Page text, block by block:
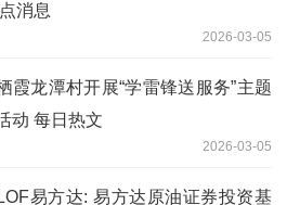
消息
2026-03-05
霞龙潭村开展“学雷锋送服务”主题
动 每日热文
2026-03-05
易方达: 易方达原油证券投资基